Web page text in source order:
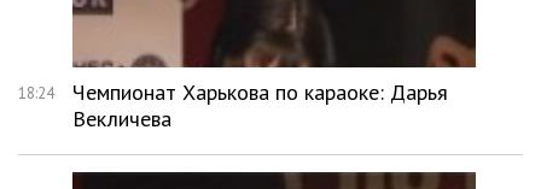
18:24
Чемпионат Харькова по караоке: Дарья
Векличева